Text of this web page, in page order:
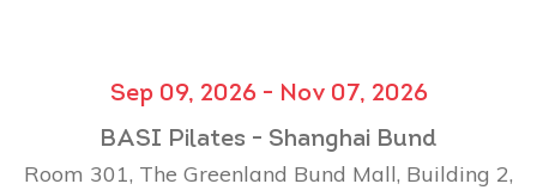
Sep 09, 2026 - Nov 07, 2026
BASI Pilates - Shanghai Bund
Room 301, The Greenland Bund Mall, Building 2,